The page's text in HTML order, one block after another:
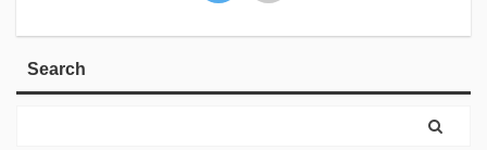
Search